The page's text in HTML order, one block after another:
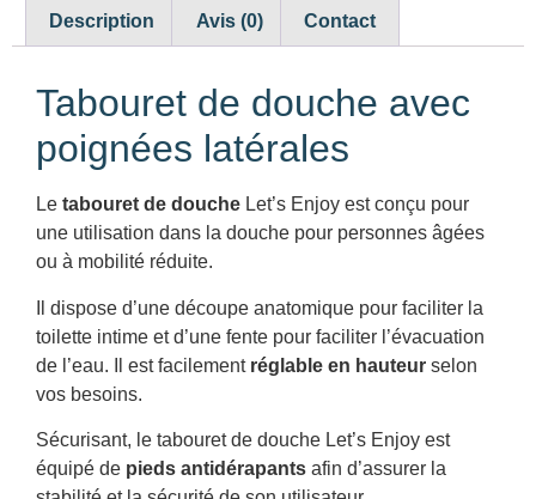
Description Avis (0) Contact
Tabouret de douche avec
poignées latérales
Le tabouret de douche Let’s Enjoy est conçu pour
une utilisation dans la douche pour personnes âgées
ou à mobilité réduite.
Il dispose d’une découpe anatomique pour faciliter la
toilette intime et d’une fente pour faciliter l’évacuation
de l’eau. Il est facilement réglable en hauteur selon
vos besoins.
Sécurisant, le tabouret de douche Let’s Enjoy est
équipé de pieds antidérapants afin d’assurer la